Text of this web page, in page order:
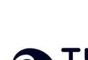
muito tempo sem